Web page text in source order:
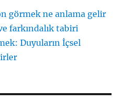
görmek ne anlama gelir
farkındalık tabiri
Duyuların İçsel